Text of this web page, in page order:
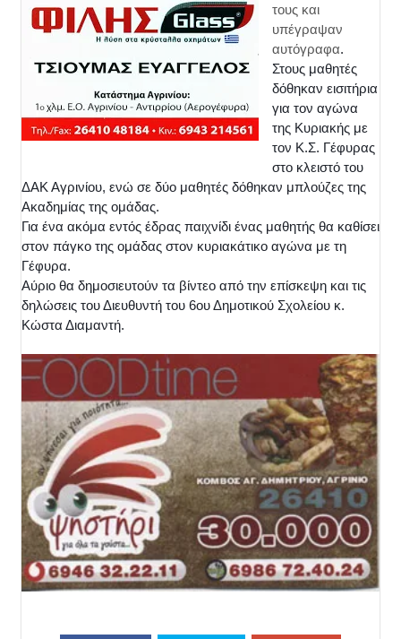
τους και
υπέγραψαν
αυτόγραφα.
Στους μαθητές
δόθηκαν εισιτήρια
για τον αγώνα
της Κυριακής με
τον Κ.Σ. Γέφυρας
στο κλειστό του
ΔΑΚ Αγρινίου, ενώ σε δύο μαθητές δόθηκαν μπλούζες της
Ακαδημίας της ομάδας.
Για ένα ακόμα εντός έδρας παιχνίδι ένας μαθητής θα καθίσει
στον πάγκο της ομάδας στον κυριακάτικο αγώνα με τη
Γέφυρα.
Αύριο θα δημοσιευτούν τα βίντεο από την επίσκεψη και τις
δηλώσεις του Διευθυντή του 6ου Δημοτικού Σχολείου κ.
Κώστα Διαμαντή.